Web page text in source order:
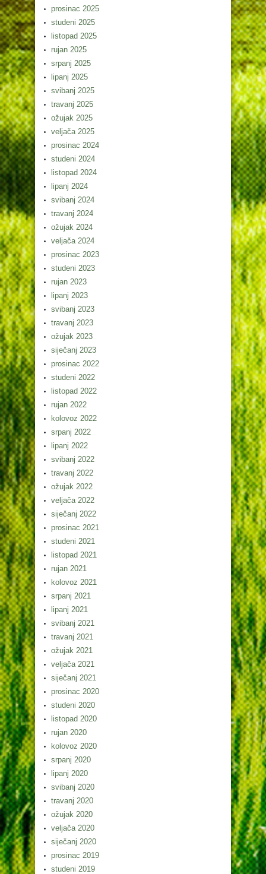
prosinac 2025
studeni 2025
listopad 2025
rujan 2025
srpanj 2025
lipanj 2025
svibanj 2025
travanj 2025
ožujak 2025
veljača 2025
prosinac 2024
studeni 2024
listopad 2024
lipanj 2024
svibanj 2024
travanj 2024
ožujak 2024
veljača 2024
prosinac 2023
studeni 2023
rujan 2023
lipanj 2023
svibanj 2023
travanj 2023
ožujak 2023
siječanj 2023
prosinac 2022
studeni 2022
listopad 2022
rujan 2022
kolovoz 2022
srpanj 2022
lipanj 2022
svibanj 2022
travanj 2022
ožujak 2022
veljača 2022
siječanj 2022
prosinac 2021
studeni 2021
listopad 2021
rujan 2021
kolovoz 2021
srpanj 2021
lipanj 2021
svibanj 2021
travanj 2021
ožujak 2021
veljača 2021
siječanj 2021
prosinac 2020
studeni 2020
listopad 2020
rujan 2020
kolovoz 2020
srpanj 2020
lipanj 2020
svibanj 2020
travanj 2020
ožujak 2020
veljača 2020
siječanj 2020
prosinac 2019
studeni 2019